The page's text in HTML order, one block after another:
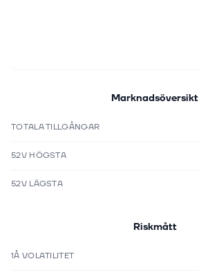
Marknadsöversikt
TOTALA TILLGÅNGAR
52V HÖGSTA
52V LÄGSTA
Riskmått
1Å VOLATILITET